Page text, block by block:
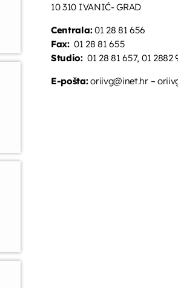
10 310 IVANIĆ- GRAD
Centrala:01 28 81 656
Fax:01 28 81 655
Studio:01 28 81 657, 01 2882
E-pošta:oriivg@inet.hr –